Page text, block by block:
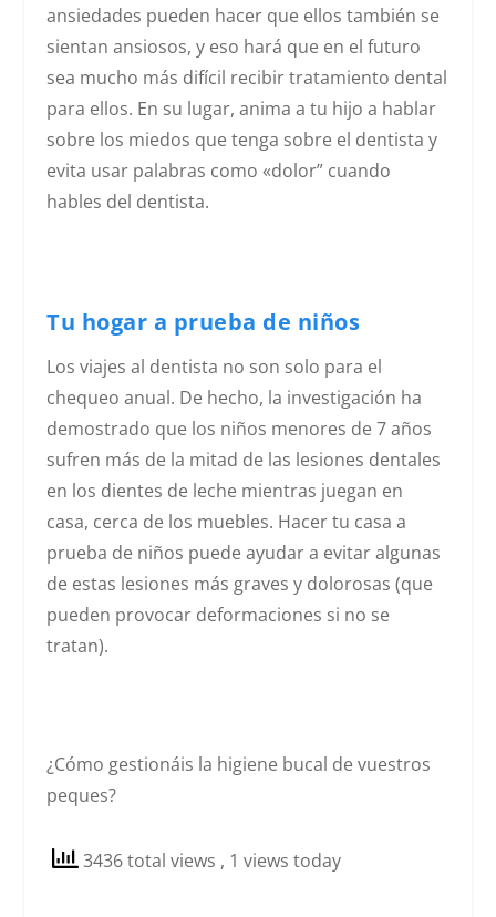
ansiedades pueden hacer que ellos también se
sientan ansiosos, y eso hará que en el futuro
sea mucho más difícil recibir tratamiento dental
para ellos. En su lugar, anima a tu hijo a hablar
sobre los miedos que tenga sobre el dentista y
evita usar palabras como «dolor” cuando
hables del dentista.
Tu hogar a prueba de niños
Los viajes al dentista no son solo para el
chequeo anual. De hecho, la investigación ha
demostrado que los niños menores de 7 años
sufren más de la mitad de las lesiones dentales
en los dientes de leche mientras juegan en
casa, cerca de los muebles. Hacer tu casa a
prueba de niños puede ayudar a evitar algunas
de estas lesiones más graves y dolorosas (que
pueden provocar deformaciones si no se
tratan).
¿Cómo gestionáis la higiene bucal de vuestros
peques?
3436 total views , 1 views today